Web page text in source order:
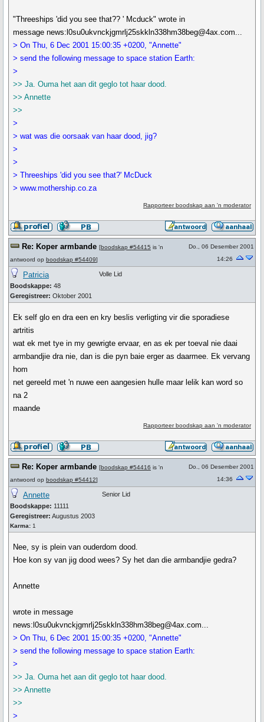
"Threeships 'did you see that?? ' Mcduck" wrote in
message news:l0su0ukvnckjgmrlj25skkln338hm38beg@4ax.com...
> On Thu, 6 Dec 2001 15:00:35 +0200, "Annette"
> send the following message to space station Earth:
>
>> Ja. Ouma het aan dit geglo tot haar dood.
>> Annette
>>
>
> wat was die oorsaak van haar dood, jig?
>
>
> Threeships 'did you see that?' McDuck
> www.mothership.co.za
Rapporteer boodskap aan 'n moderator
Re: Koper armbande [boodskap #54415 is 'n
antwoord op boodskap #54409]
Do., 06 Desember 2001
14:26
Patricia
Boodskappe: 48
Geregistreer: Oktober 2001
Volle Lid
Ek self glo en dra een en kry beslis verligting vir die sporadiese
artritis
wat ek met tye in my gewrigte ervaar, en as ek per toeval nie daai
armbandjie dra nie, dan is die pyn baie erger as daarmee. Ek vervang
hom
net gereeld met 'n nuwe een aangesien hulle maar lelik kan word so
na 2
maande
Rapporteer boodskap aan 'n moderator
Re: Koper armbande [boodskap #54416 is 'n
antwoord op boodskap #54412]
Do., 06 Desember 2001
14:36
Annette
Boodskappe: 11111
Geregistreer: Augustus 2003
Karma: 1
Senior Lid
Nee, sy is plein van ouderdom dood.
Hoe kon sy van jig dood wees? Sy het dan die armbandjie gedra?
Annette
wrote in message
news:l0su0ukvnckjgmrlj25skkln338hm38beg@4ax.com...
> On Thu, 6 Dec 2001 15:00:35 +0200, "Annette"
> send the following message to space station Earth:
>
>> Ja. Ouma het aan dit geglo tot haar dood.
>> Annette
>>
>